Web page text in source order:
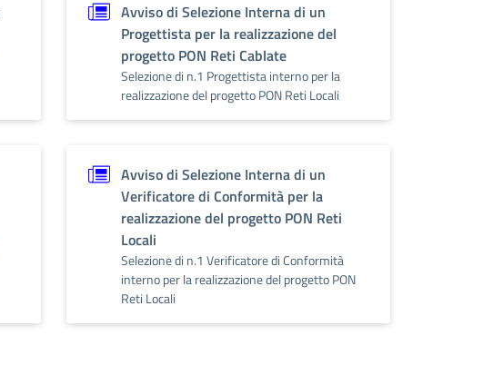
Avviso di Selezione Interna di un
Progettista per la realizzazione del
progetto PON Reti Cablate
Selezione di n.1 Progettista interno per la
realizzazione del progetto PON Reti Locali
Avviso di Selezione Interna di un
Verificatore di Conformità per la
realizzazione del progetto PON Reti
Locali
Selezione di n.1 Verificatore di Conformità
interno per la realizzazione del progetto PON
Reti Locali